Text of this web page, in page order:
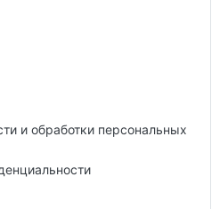
и обработки персональных